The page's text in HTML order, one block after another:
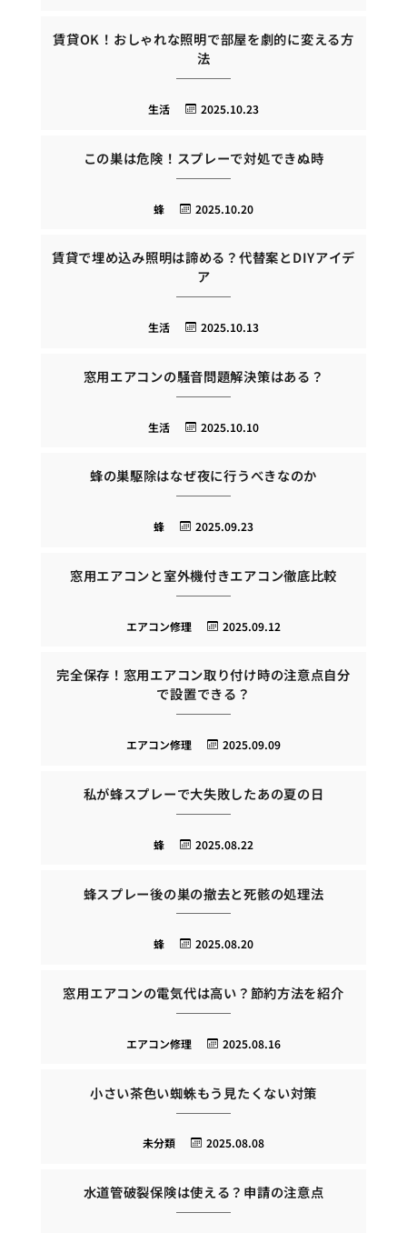
賃貸OK！おしゃれな照明で部屋を劇的に変える方
法
2025.10.23
生活
この巣は危険！スプレーで対処できぬ時
2025.10.20
蜂
賃貸で埋め込み照明は諦める？代替案とDIYアイデ
ア
2025.10.13
生活
窓用エアコンの騒音問題解決策はある？
2025.10.10
生活
蜂の巣駆除はなぜ夜に行うべきなのか
2025.09.23
蜂
窓用エアコンと室外機付きエアコン徹底比較
2025.09.12
エアコン修理
完全保存！窓用エアコン取り付け時の注意点自分
で設置できる？
2025.09.09
エアコン修理
私が蜂スプレーで大失敗したあの夏の日
2025.08.22
蜂
蜂スプレー後の巣の撤去と死骸の処理法
2025.08.20
蜂
窓用エアコンの電気代は高い？節約方法を紹介
2025.08.16
エアコン修理
小さい茶色い蜘蛛もう見たくない対策
2025.08.08
未分類
水道管破裂保険は使える？申請の注意点